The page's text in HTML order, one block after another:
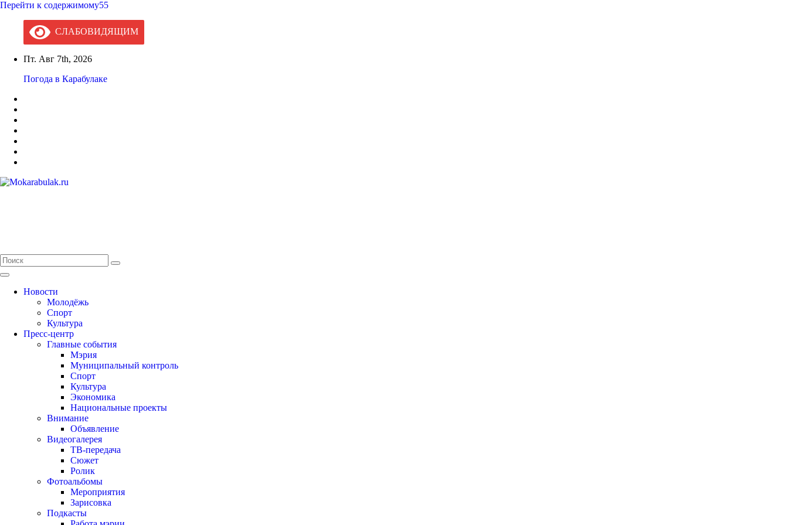
Перейти к содержимому55
СЛАБОВИДЯЩИМ
Пт. Авг 7th, 2026
Погода в Карабулаке
Новости
Молодёжь
Спорт
Культура
Пресс-центр
Главные события
Мэрия
Муниципальный контроль
Спорт
Культура
Экономика
Национальные проекты
Внимание
Объявление
Видеогалерея
ТВ-передача
Сюжет
Ролик
Фотоальбомы
Мероприятия
Зарисовка
Подкасты